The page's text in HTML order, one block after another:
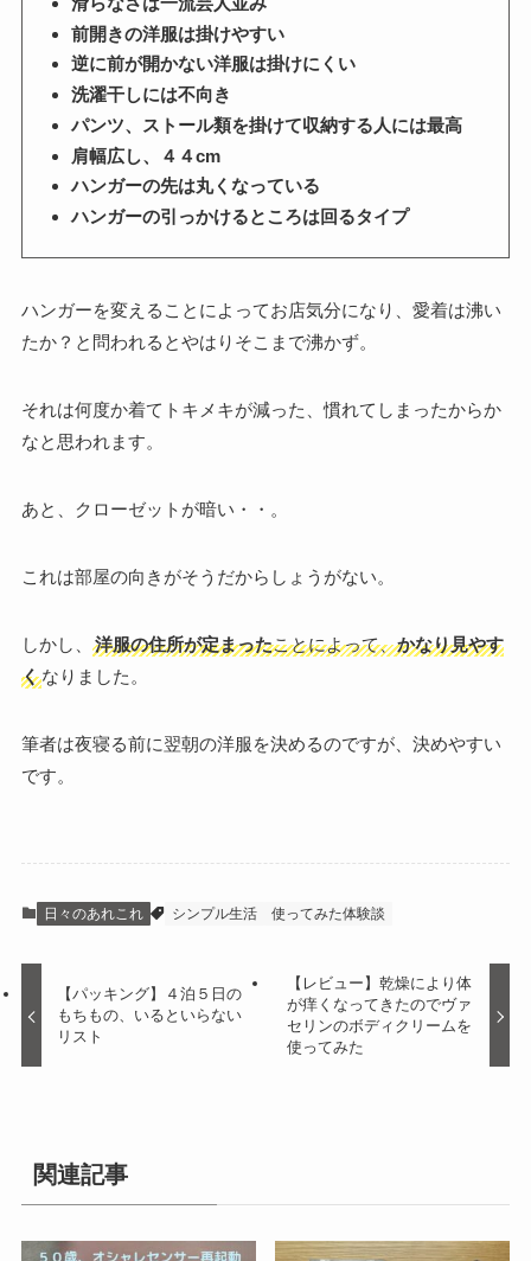
前開きの洋服は掛けやすい
逆に前が開かない洋服は掛けにくい
洗濯干しには不向き
パンツ、ストール類を掛けて収納する人には最高
肩幅広し、４４cm
ハンガーの先は丸くなっている
ハンガーの引っかけるところは回るタイプ
ハンガーを変えることによってお店気分になり、愛着は沸い
たか？と問われるとやはりそこまで沸かず。
それは何度か着てトキメキが減った、慣れてしまったからか
なと思われます。
あと、クローゼットが暗い・・。
これは部屋の向きがそうだからしょうがない。
しかし、 洋服の住所が定まったことによって、かなり見やす
くなりました。
筆者は夜寝る前に翌朝の洋服を決めるのですが、決めやすい
です。
日々のあれこれ シンプル生活 使ってみた体験談
【パッキング】４泊５日の
もちもの、いるといらない
リスト
【レビュー】乾燥により体
が痒くなってきたのでヴァ
セリンのボディクリームを
使ってみた
関連記事